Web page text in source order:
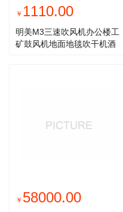
￥ 1110.00
明美M3三速吹风机办公楼工
矿鼓风机地面地毯吹干机酒
￥ 58000.00